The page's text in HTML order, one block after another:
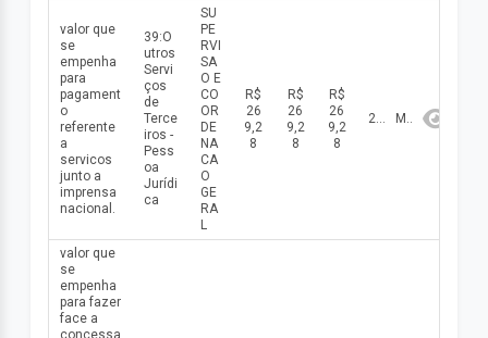
valor que
se
empenha
para
pagament
o
referente
a
servicos
junto a
imprensa
nacional.
39:O
utros
Servi
ços
de
Terce
iros -
Pess
oa
Jurídi
ca
SU
PE
RVI
SA
O E
CO
OR
DE
NA
CA
O
GE
RA
L
R$
26
9,2
8
R$
26
9,2
8
R$
26
9,2
8
2026 Maio
valor que
se
empenha
para fazer
face a
concessa